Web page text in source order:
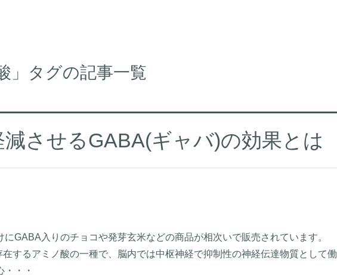
」タグの記事一覧
させるGABA(ギャバ)の効果とは
GABA入りのチョコや発芽玄米などの商品が相次いで販売されています。
するアミノ酸の一種で、脳内では中枢神経で抑制性の神経伝達物質として働
・・